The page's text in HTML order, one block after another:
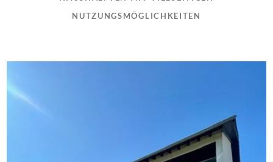
NUTZUNGSMÖGLICHKEITEN